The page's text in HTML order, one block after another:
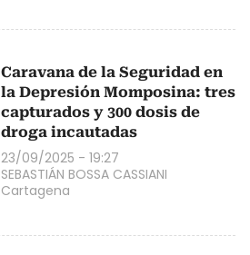
Caravana de la Seguridad en
la Depresión Momposina: tres
capturados y 300 dosis de
droga incautadas
23/09/2025 - 19:27
SEBASTIÁN BOSSA CASSIANI
Cartagena